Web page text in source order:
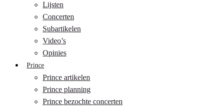
Lijsten
Concerten
Subartikelen
Video’s
Opinies
Prince
Prince artikelen
Prince planning
Prince bezochte concerten